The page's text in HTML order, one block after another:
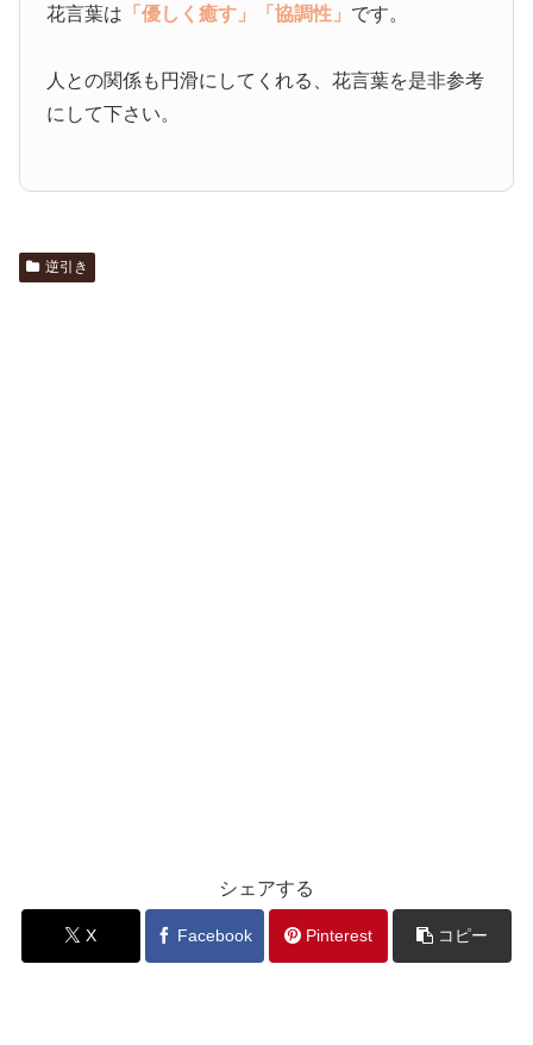
花言葉は 「優しく癒す」 「協調性」 です。
人との関係も円滑にしてくれる、花言葉を是非参考
にして下さい。
逆引き
シェアする
X Facebook Pinterest コピー